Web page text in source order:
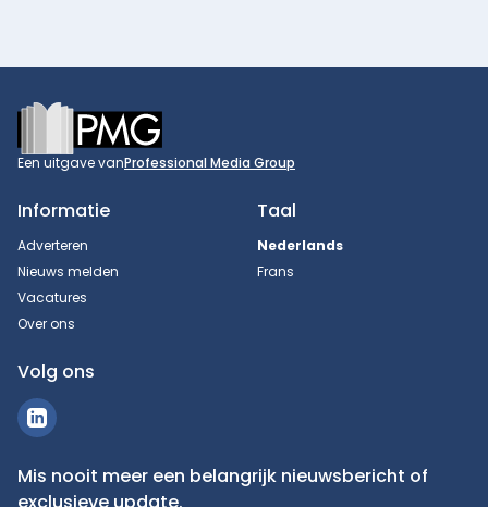
Footer
Een uitgave vanProfessional Media Group
Informatie
Adverteren
Nieuws melden
Vacatures
Over ons
Taal
Nederlands
Frans
Volg ons
Mis nooit meer een belangrijk nieuwsbericht of